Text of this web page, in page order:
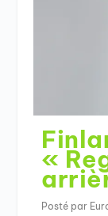
«
Posté par